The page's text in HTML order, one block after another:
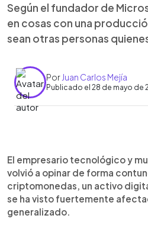
Según el fundador de
en cosas con una
sean otras personas
Por Juan Carlos Mejía
Publicado el 28 de mayo de
Escuchar artículo
El empresario tecnológico y
volvió a opinar de forma
criptomonedas, un activo
se ha visto fuertemente
generalizado.